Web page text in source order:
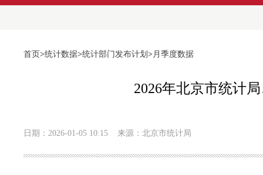
首页>统计数据>统计部门发布计划 >月季度数据
2026年北京市统计
日期：2026-01-05 10:15 来源：北京市统计局